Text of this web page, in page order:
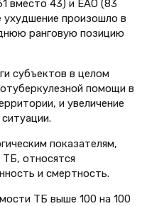
вместо 43) и ЕАО (83
ухудшение произошло в
ранговую позицию
субъектов в целом
помощи в
и увеличение
показателям,
относятся
и смертность.
ТБ выше 100 на 100